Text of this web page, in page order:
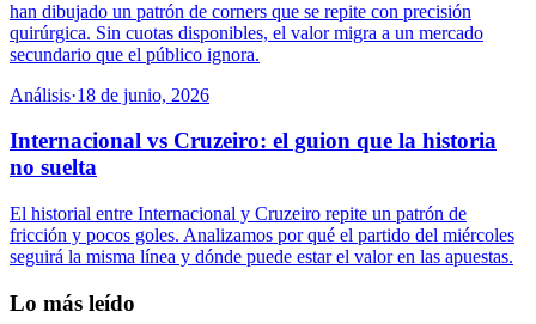
han dibujado un patrón de corners que se repite con precisión
quirúrgica. Sin cuotas disponibles, el valor migra a un mercado
secundario que el público ignora.
Análisis·18 de junio, 2026
Internacional vs Cruzeiro: el guion que la historia
no suelta
El historial entre Internacional y Cruzeiro repite un patrón de
fricción y pocos goles. Analizamos por qué el partido del miércoles
seguirá la misma línea y dónde puede estar el valor en las apuestas.
Lo más leído